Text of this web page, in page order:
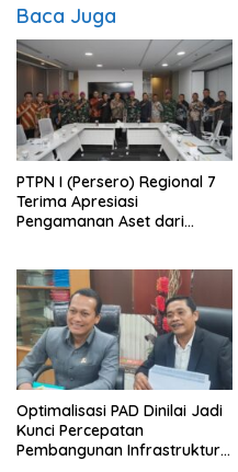
Baca Juga
PTPN I (Persero) Regional 7
Terima Apresiasi
Pengamanan Aset dari
Optimalisasi PAD Dinilai Jadi
Kunci Percepatan
Pembangunan Infrastruktur